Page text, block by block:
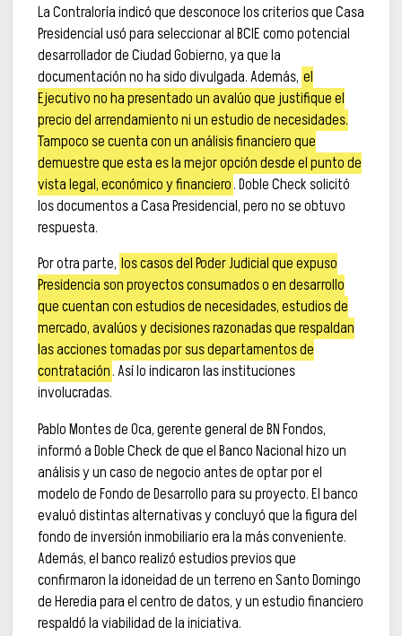
La Contraloría indicó que desconoce los criterios que Casa
Presidencial usó para seleccionar al BCIE como potencial
desarrollador de Ciudad Gobierno, ya que la
documentación no ha sido divulgada. Además, el
Ejecutivo no ha presentado un avalúo que justifique el
precio del arrendamiento ni un estudio de necesidades.
Tampoco se cuenta con un análisis financiero que
demuestre que esta es la mejor opción desde el punto de
vista legal, económico y financiero. Doble Check solicitó
los documentos a Casa Presidencial, pero no se obtuvo
respuesta.
Por otra parte, los casos del Poder Judicial que expuso
Presidencia son proyectos consumados o en desarrollo
que cuentan con estudios de necesidades, estudios de
mercado, avalúos y decisiones razonadas que respaldan
las acciones tomadas por sus departamentos de
contratación. Así lo indicaron las instituciones
involucradas.
Pablo Montes de Oca, gerente general de BN Fondos,
informó a Doble Check de que el Banco Nacional hizo un
análisis y un caso de negocio antes de optar por el
modelo de Fondo de Desarrollo para su proyecto. El banco
evaluó distintas alternativas y concluyó que la figura del
fondo de inversión inmobiliario era la más conveniente.
Además, el banco realizó estudios previos que
confirmaron la idoneidad de un terreno en Santo Domingo
de Heredia para el centro de datos, y un estudio financiero
respaldó la viabilidad de la iniciativa.